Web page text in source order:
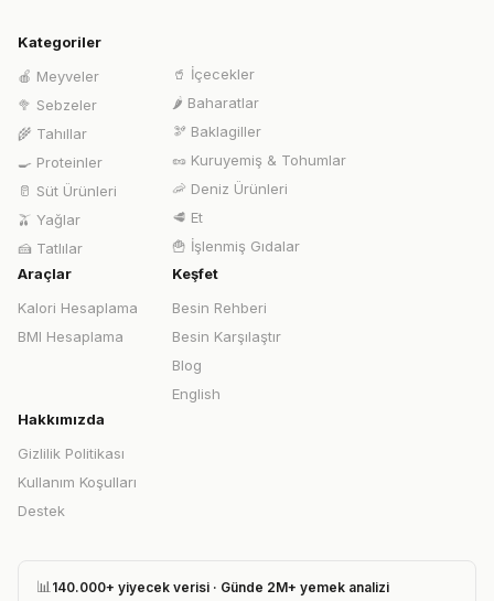
Kategoriler
🍎 Meyveler
🥦 Sebzeler
🌾 Tahıllar
🍳 Proteinler
🥛 Süt Ürünleri
🫒 Yağlar
🍰 Tatlılar
🥤 İçecekler
🌶️ Baharatlar
🫘 Baklagiller
🥜 Kuruyemiş & Tohumlar
🦐 Deniz Ürünleri
🥩 Et
🍟 İşlenmiş Gıdalar
Araçlar
Kalori Hesaplama
BMI Hesaplama
Keşfet
Besin Rehberi
Besin Karşılaştır
Blog
English
Hakkımızda
Gizlilik Politikası
Kullanım Koşulları
Destek
📊 140.000+ yiyecek verisi · Günde 2M+ yemek analizi